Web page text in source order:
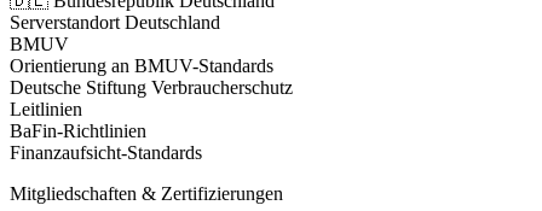
Serverstandort Deutschland
BMUV
Orientierung an BMUV-Standards
Deutsche Stiftung Verbraucherschutz
Leitlinien
BaFin-Richtlinien
Finanzaufsicht-Standards
Mitgliedschaften & Zertifizierungen